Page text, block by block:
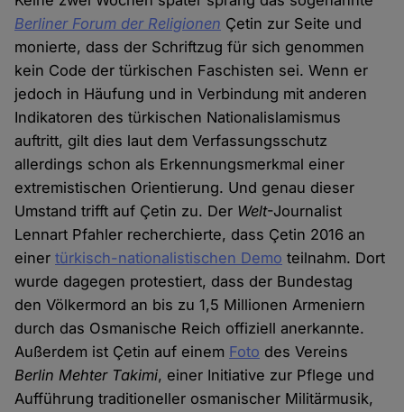
Berliner Forum der Religionen Çetin zur Seite und
monierte, dass der Schriftzug für sich genommen
kein Code der türkischen Faschisten sei. Wenn er
jedoch in Häufung und in Verbindung mit anderen
Indikatoren des türkischen Nationalislamismus
auftritt, gilt dies laut dem Verfassungsschutz
allerdings schon als Erkennungsmerkmal einer
extremistischen Orientierung. Und genau dieser
Umstand trifft auf Çetin zu. Der Welt-Journalist
Lennart Pfahler recherchierte, dass Çetin 2016 an
einertürkisch-nationalistischen Demo teilnahm. Dort
wurde dagegen protestiert, dass der Bundestag
den Völkermord an bis zu 1,5 Millionen Armeniern
durch das Osmanische Reich offiziell anerkannte.
Außerdem ist Çetin auf einem Foto des Vereins
Berlin Mehter Takimi, einer Initiative zur Pflege und
Aufführung traditioneller osmanischer Militärmusik,